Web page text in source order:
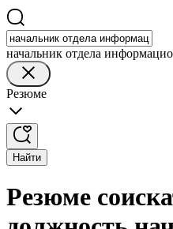
начальник отдела
Резюме
Найти
Резюме